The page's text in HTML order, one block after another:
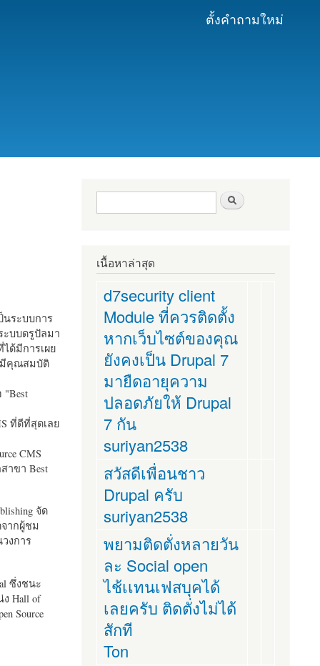
ตั้งคำถามใหม่
นระบบการ
ะบบดรูปัลมา
ด้มีการเผย
มีคุณสมบัติ
"Best
ที่ดีที่สุดเลย
CMS
าขา Best
จัด
ากผู้ชม
งการ
ซึ่งชนะ
Hall of
Source
ฟอร์มค้นหา
เนื้อหาล่าสุด
d7security client
Module ที่ควรติดตั้ง
หากเว็บไซต์ของคุณ
ยังคงเป็น Drupal 7
มายืดอายุความ
ปลอดภัยให้ Drupal
7 กัน
suriyan2538
สวัสดีเพื่อนชาว
Drupal ครับ
suriyan2538
พยามติดตั่งหลายวัน
ละ Social open
ไช้เเทนเฟสบุคได้
เลยครับ ติดตั่งไม่ได้
สักที
Ton